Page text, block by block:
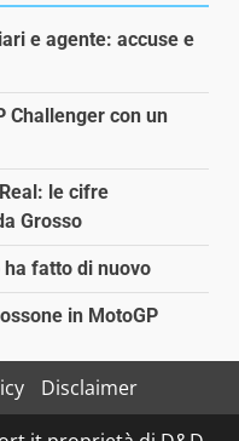
e agente: accuse e
Challenger con un
le cifre
Grosso
fatto di nuovo
in MotoGP
Disclaimer